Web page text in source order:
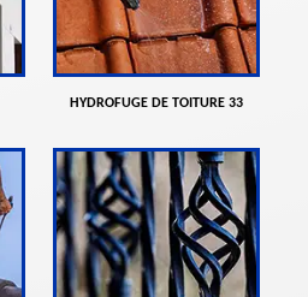
HYDROFUGE DE TOITURE 33